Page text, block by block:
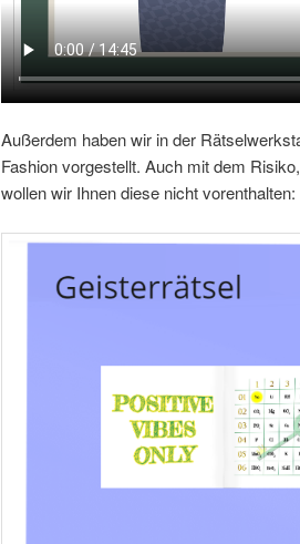
Außerdem haben wir in der
Fashion vorgestellt. Auch mit dem
wollen wir Ihnen diese nicht vorenthalten: